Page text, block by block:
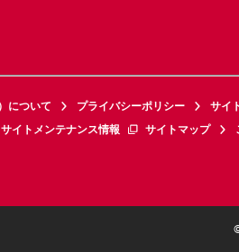
について プライバシーポリシー
サイ
サイトメンテナンス情報 サイトマップ